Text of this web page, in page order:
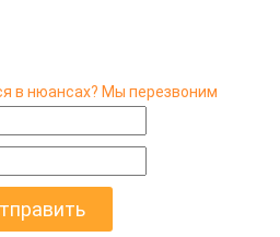
в нюансах? Мы перезвоним